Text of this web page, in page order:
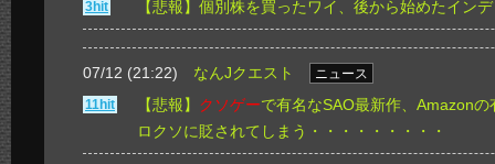
3hit
【悲報】個別株を買ったワイ、後から始めたイン
07/12 (21:22) なんJクエスト
ニュース
11hit
【悲報】 クソゲーで有名なSAO最新作、Amazon
ロクソに貶されてしまう・・・・・・・・・